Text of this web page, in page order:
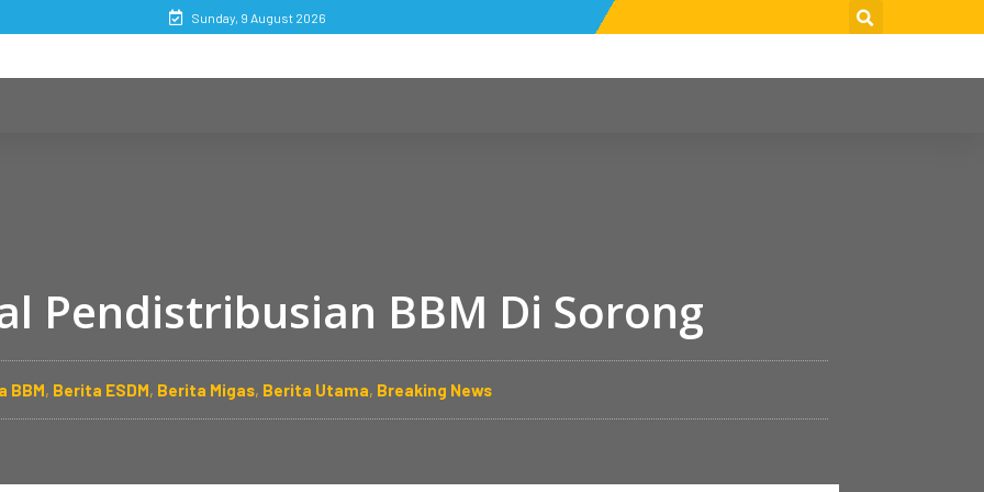
Sunday, 9 August 2026
Pendistribusian BBM Di Sorong
BBM, Berita ESDM, Berita Migas, Berita Utama, Breaking News